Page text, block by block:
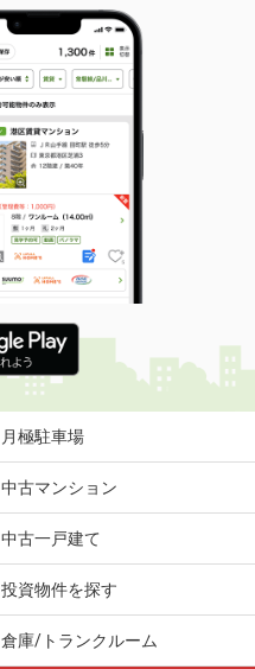
月極駐車場
中古マンション
中古一戸建て
投資物件を探す
倉庫/トランクルーム